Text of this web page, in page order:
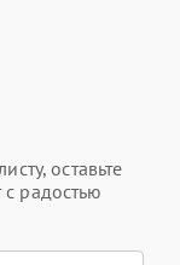
оставьте
радостью